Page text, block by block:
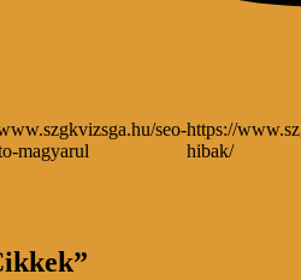
seo-
magyarul
https://
hibak/
”